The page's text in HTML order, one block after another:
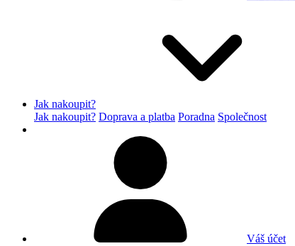
Jak nakoupit?
Jak nakoupit? Doprava a platba Poradna Společnost
Váš účet